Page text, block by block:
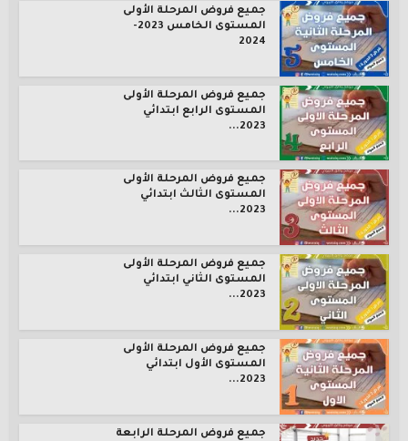
جميع فروض المرحلة الأولى
المستوى الخامس 2023-
2024
جميع فروض المرحلة الأولى
المستوى الرابع ابتدائي
2023...
جميع فروض المرحلة الأولى
المستوى الثالث ابتدائي
2023...
جميع فروض المرحلة الأولى
المستوى الثاني ابتدائي
2023...
جميع فروض المرحلة الأولى
المستوى الأول ابتدائي
2023...
جميع فروض المرحلة الرابعة